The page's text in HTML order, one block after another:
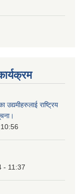
उद्यमीहरुलाई राष्‍ट्रिय
- 11:37